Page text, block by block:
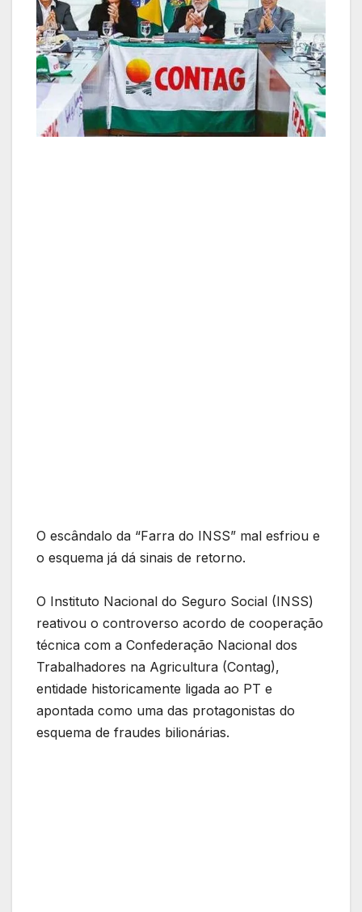
O escândalo da “Farra do INSS” mal esfriou e
o esquema já dá sinais de retorno.
O Instituto Nacional do Seguro Social (INSS)
reativou o controverso acordo de cooperação
técnica com a Confederação Nacional dos
Trabalhadores na Agricultura (Contag),
entidade historicamente ligada ao PT e
apontada como uma das protagonistas do
esquema de fraudes bilionárias.